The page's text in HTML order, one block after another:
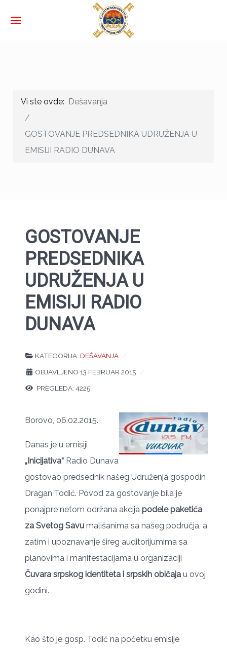
Vi ste ovde: Dešavanja
GOSTOVANJE PREDSEDNIKA UDRUŽENJA U
EMISIJI RADIO DUNAVA
GOSTOVANJE
PREDSEDNIKA
UDRUŽENJA U
EMISIJI RADIO
DUNAVA
KATEGORIJA: DEŠAVANJA
OBJAVLJENO 13 FEBRUAR 2015
PREGLEDA: 4225
Borovo, 06.02.2015.
Danas je u emisiji
„Inicijativa“ Radio Dunava
gostovao predsednik našeg Udruženja gospodin
Dragan Todić. Povod za gostovanje bila je
ponajpre netom održana akcija podele paketića
za Svetog Savu mališanima sa našeg područja, a
zatim i upoznavanje šireg auditorijumima sa
planovima i manifestacijama u organizaciji
Čuvara srpskog identiteta i srpskih običaja u ovoj
godini.
Kao što je gosp. Todić na početku emisije